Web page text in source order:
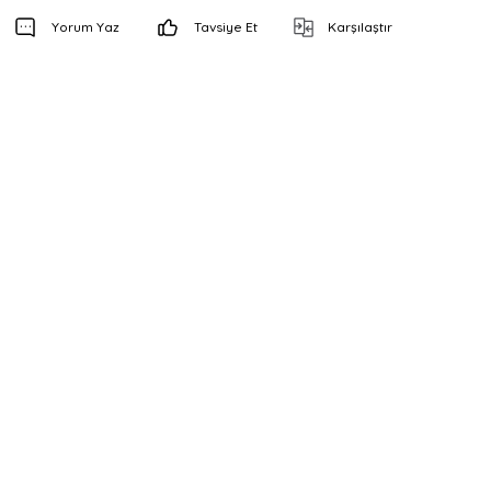
Yorum Yaz Tavsiye Et Karşılaştır